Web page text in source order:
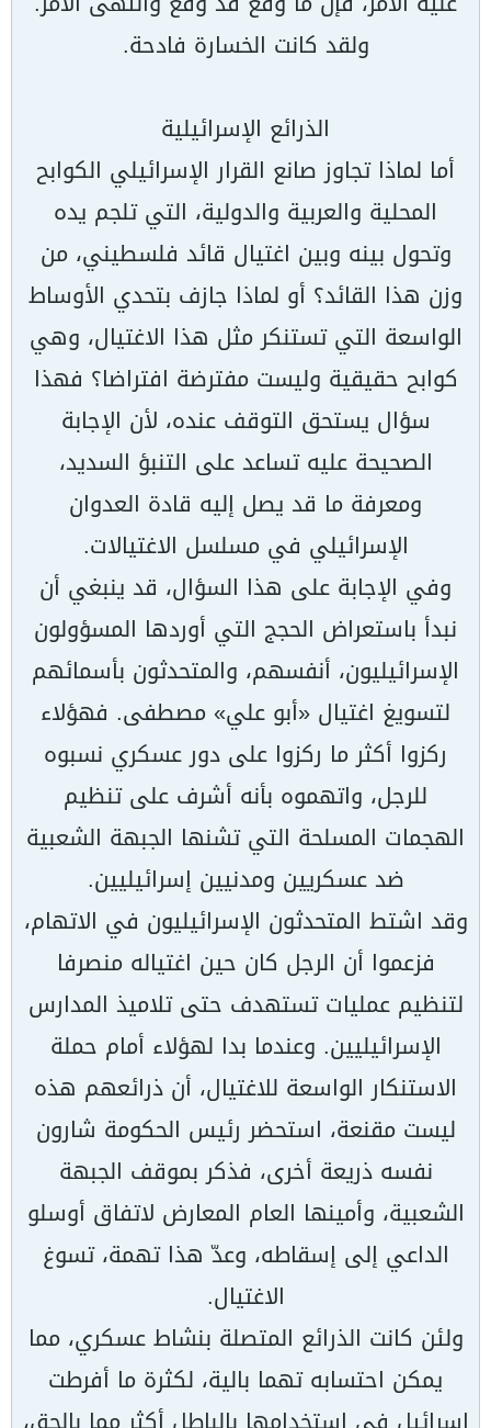
ولقد كانت الخسارة فادحة.
الذرائع الإسرائيلية
أما لماذا تجاوز صانع القرار الإسرائيلي الكوابح
المحلية والعربية والدولية، التي تلجم يده
وتحول بينه وبين اغتيال قائد فلسطيني، من
وزن هذا القائد؟ أو لماذا جازف بتحدي الأوساط
الواسعة التي تستنكر مثل هذا الاغتيال، وهي
كوابح حقيقية وليست مفترضة افتراضا؟ فهذا
سؤال يستحق التوقف عنده، لأن الإجابة
الصحيحة عليه تساعد على التنبؤ السديد،
ومعرفة ما قد يصل إليه قادة العدوان
الإسرائيلي في مسلسل الاغتيالات.
وفي الإجابة على هذا السؤال، قد ينبغي أن
نبدأ باستعراض الحجج التي أوردها المسؤولون
الإسرائيليون، أنفسهم، والمتحدثون بأسمائهم
لتسويغ اغتيال «أبو علي» مصطفى. فهؤلاء
ركزوا أكثر ما ركزوا على دور عسكري نسبوه
للرجل، واتهموه بأنه أشرف على تنظيم
الهجمات المسلحة التي تشنها الجبهة الشعبية
ضد عسكريين ومدنيين إسرائيليين.
وقد اشتط المتحدثون الإسرائيليون في الاتهام،
فزعموا أن الرجل كان حين اغتياله منصرفا
لتنظيم عمليات تستهدف حتى تلاميذ المدارس
الإسرائيليين. وعندما بدا لهؤلاء أمام حملة
الاستنكار الواسعة للاغتيال، أن ذرائعهم هذه
ليست مقنعة، استحضر رئيس الحكومة شارون
نفسه ذريعة أخرى، فذكر بموقف الجبهة
الشعبية، وأمينها العام المعارض لاتفاق أوسلو
الداعي إلى إسقاطه، وعدّ هذا تهمة، تسوغ
الاغتيال.
ولئن كانت الذرائع المتصلة بنشاط عسكري، مما
يمكن احتسابه تهما بالية، لكثرة ما أفرطت